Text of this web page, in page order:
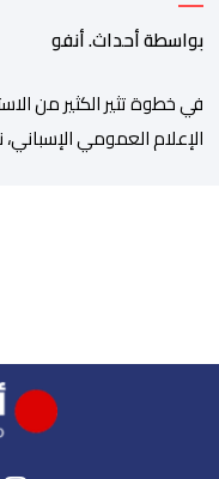
بواسطة أحداث. أنفو
في خطوة تثير الكثير من
الإعلام العمومي